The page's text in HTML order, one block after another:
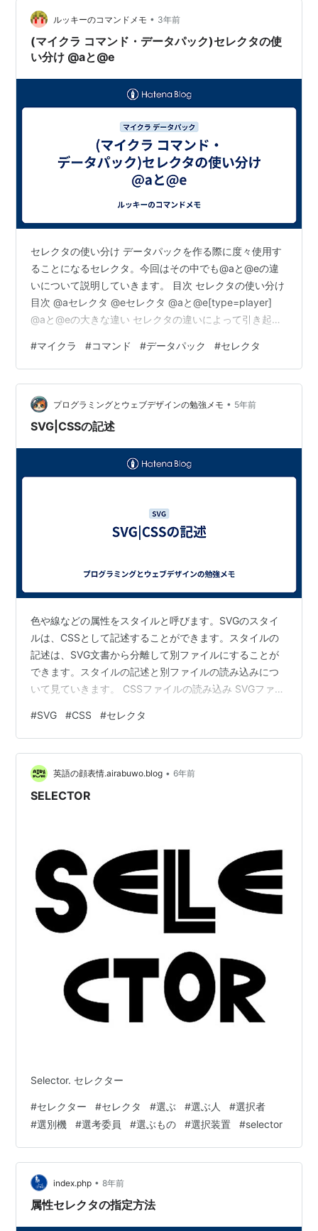
以下のようなコマンドが思い浮かぶと思い…
ルッキーのコマンドメモ • 3年前
(マイクラ コマンド・データパック)セレクタの使
い分け @aと@e
セレクタの使い分け データパックを作る際に度々使用す
ることになるセレクタ。今回はその中でも@aと@eの違
いについて説明していきます。 目次 セレクタの使い分け
目次 @aセレクタ @eセレクタ @aと@e[type=player]
@aと@eの大きな違い セレクタの違いによって引き起こ
る場面 他のセレクタについて まとめ @aセレクタ @aセ
レクタはワールド内の全てのプレイヤを対象とするセレ
クタです。 プレイヤのみに対してコマンドを実行したい
場合には大抵こちらのセレクタを使うと思います。 @eセ
レクタ @eセレクタはワールド内のすべてのエン…
#マイクラ #コマンド #データパック #セレクタ
プログラミングとウェブデザインの勉強メモ • 5年前
SVG|CSSの記述
色や線などの属性をスタイルと呼びます。SVGのスタイ
ルは、CSSとして記述することができます。スタイルの
記述は、SVG文書から分離して別ファイルにすることが
できます。スタイルの記述と別ファイルの読み込みにつ
いて見ていきます。 CSSファイルの読み込み SVGファイ
パティ まとめ CSSファイルの読み込み スタイルをCSS
ファイルに記述し、別ファイルとして読み込む。 <!--
CSSファイルの読み込み --> <?xml-stylesheet
type="text/css" href="sample.css"?> <svg
width="30…
#SVG #CSS #セレクタ
英語の顔表情.airabuwo.blog • 6年前
SELECTOR
Selector. セレクター
#セレクター #セレクタ #選ぶ #選ぶ人 #選択者
#選別機 #選考委員 #選ぶもの #選択装置 #selector
index.php • 8年前
属性セレクタの指定方法